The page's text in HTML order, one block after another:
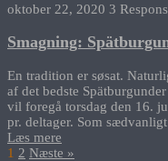
oktober 22, 2020 3
Smagning:
En tradition er søsat.
af det bedste
vil foregå torsdag den 16.
pr. deltager. Som
Læs mere
1 2 Næste »